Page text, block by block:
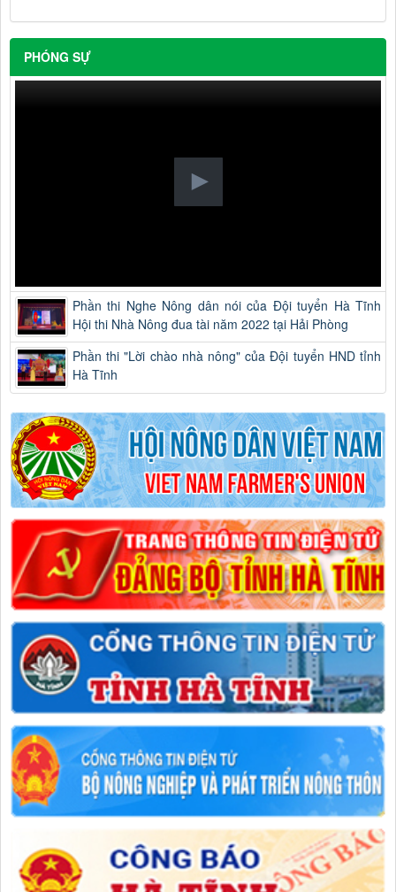
PHÓNG SỰ
Phần thi Nghe Nông dân nói của Đội tuyển Hà Tĩnh
Hội thi Nhà Nông đua tài năm 2022 tại Hải Phòng
Phần thi "Lời chào nhà nông" của Đội tuyển HND tỉnh
Hà Tĩnh